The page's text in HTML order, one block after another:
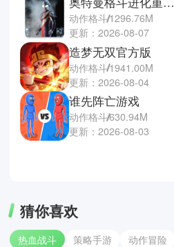
动作格斗1296.76M
更新：2026-08-07
造梦无双官方版
动作格斗1941.00M
更新：2026-08-04
谁先阵亡游戏
动作格斗630.94M
更新：2026-08-03
猜你喜欢
热血战斗 策略手游 动作冒险